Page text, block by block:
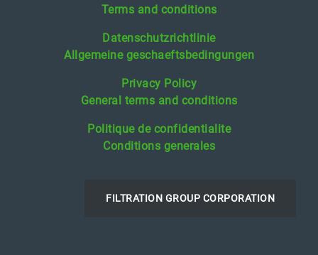
Terms and conditions
Datenschutzrichtlinie
Allgemeine geschaeftsbedingungen
Privacy Policy
General terms and conditions
Politique de confidentialite
Conditions generales
FILTRATION GROUP CORPORATION